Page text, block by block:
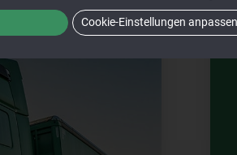
Cookie-Einstellungen anpassen